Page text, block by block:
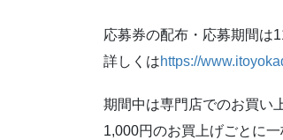
応募券の配布・応募期間は
詳しくはhttps://
期間中は専門店でのお買い
1,000円のお買上げごとに